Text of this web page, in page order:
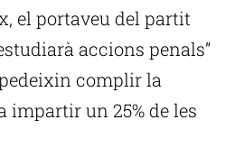
el portaveu del partit
accions penals”
complir la
impartir un 25% de les